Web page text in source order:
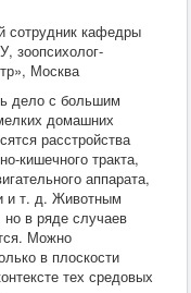
сотрудник кафедры
зоопсихолог-
Москва
дело с большим
домашних
расстройства
кишечного тракта,
аппарата,
и т. д. Животным
в ряде случаев
Можно
в плоскости
тех средовых